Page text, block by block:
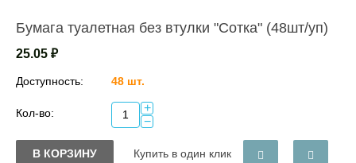
Бумага туалетная без втулки "Сотка" (48шт/уп)
25.05 ₽
Доступность: 48 шт.
Кол-во:
+
−
В КОРЗИНУ Купить в один клик